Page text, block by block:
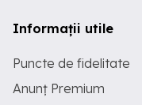
Informații utile
Puncte de fidelitate
Anunț Premium